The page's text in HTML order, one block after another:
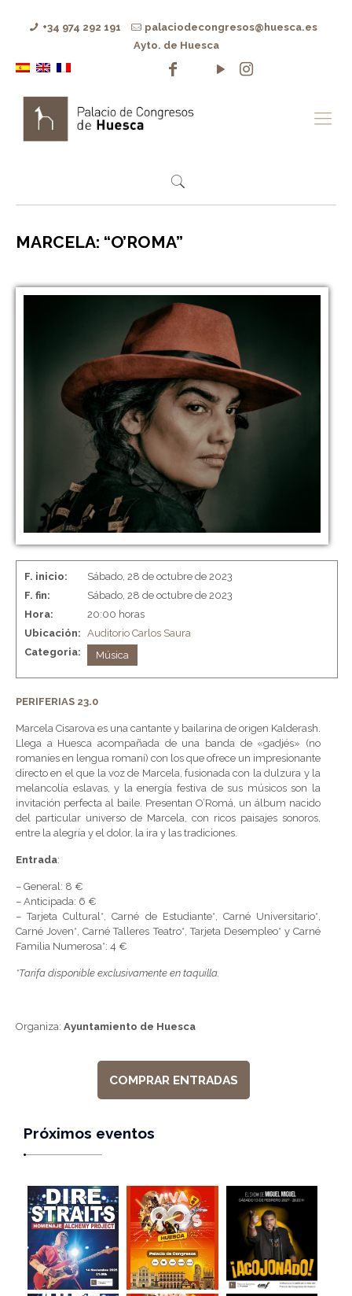
+34 974 292 191
palaciodecongresos@huesca.es
Ayto. de Huesca
MARCELA: “O’ROMA”
F. inicio:
Sábado, 28 de octubre de 2023
F. fin:
Sábado, 28 de octubre de 2023
Hora:
20:00 horas
Ubicación: Auditorio Carlos Saura
Categoria:
Música
PERIFERIAS 23.0
Marcela Cisarova es una cantante y bailarina de origen Kalderash.
Llega a Huesca acompañada de una banda de «gadjés» (no
romaníes en lengua romaní) con los que ofrece un impresionante
directo en el que la voz de Marcela, fusionada con la dulzura y la
melancolía eslavas, y la energía festiva de sus músicos son la
invitación perfecta al baile. Presentan O’Romá, un álbum nacido
del particular universo de Marcela, con ricos paisajes sonoros,
entre la alegría y el dolor, la ira y las tradiciones.
Entrada:
– General: 8 €
– Anticipada: 6 €
– Tarjeta Cultural*, Carné de Estudiante*, Carné Universitario*,
Carné Joven*, Carné Talleres Teatro*, Tarjeta Desempleo* y Carné
Familia Numerosa*: 4 €
*Tarifa disponible exclusivamente en taquilla.
Organiza: Ayuntamiento de Huesca
COMPRAR ENTRADAS
Próximos eventos